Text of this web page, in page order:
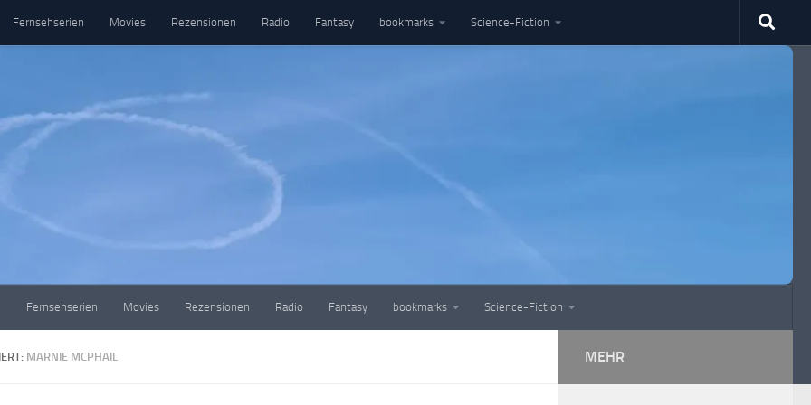
Fernsehserien Movies Rezensionen Radio Fantasy bookmarks Science-Fiction
Fernsehserien Movies Rezensionen Radio Fantasy bookmarks Science-Fiction
MARNIE MCPHAIL MEHR